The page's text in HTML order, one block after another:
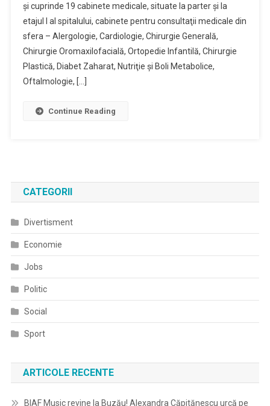
şi cuprinde 19 cabinete medicale, situate la parter şi la
etajul I al spitalului, cabinete pentru consultaţii medicale din
sfera – Alergologie, Cardiologie, Chirurgie Generală,
Chirurgie Oromaxilofacială, Ortopedie Infantilă, Chirurgie
Plastică, Diabet Zaharat, Nutriţie şi Boli Metabolice,
Oftalmologie, […]
Continue Reading
CATEGORII
Divertisment
Economie
Jobs
Politic
Social
Sport
ARTICOLE RECENTE
BIAF Music revine la Buzău! Alexandra Căpitănescu urcă pe